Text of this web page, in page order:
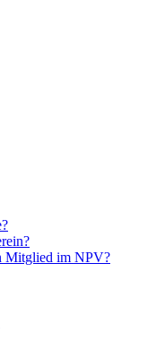
Mitglied im NPV?